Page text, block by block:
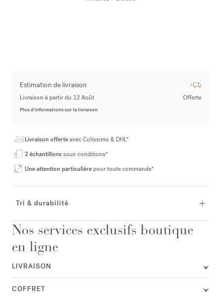
Estimation de livraison
Livraison à partir du 12 Août Offerte
Plus d’informations sur la livraison
Livraison offerteavec Colissimo & DHL*
2 échantillonssous conditions*
Une attention particulière pour toute commande*
Tri & durabilité
Nos services exclusifs boutique
en ligne
LIVRAISON
COFFRET